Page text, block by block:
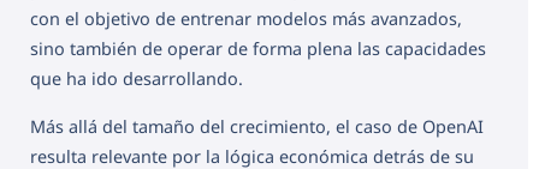
con el objetivo de entrenar modelos más avanzados,
sino también de operar de forma plena las capacidades
que ha ido desarrollando.
Más allá del tamaño del crecimiento, el caso de OpenAI
resulta relevante por la lógica económica detrás de su